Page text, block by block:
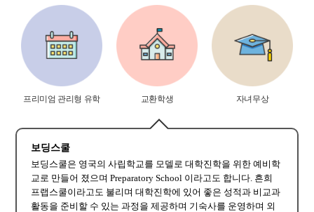
프리미엄 관리형 유학 교환학생 자녀무상
보딩스쿨
보딩스쿨은 영국의 사립학교를 모델로 대학진학을 위한 예비학
교로 만들어 졌으며 Preparatory School 이라고도 합니다. 흔희
프랩스쿨이라고도 불리며 대학진학에 있어 좋은 성적과 비교과
활동을 준비할 수 있는 과정을 제공하며 기숙사를 운영하며 외